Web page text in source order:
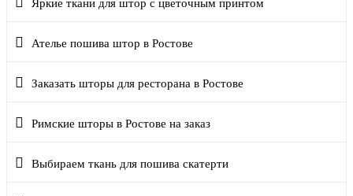
Яркие ткани для штор с цветочным принтом
Ателье пошива штор в Ростове
Заказать шторы для ресторана в Ростове
Римские шторы в Ростове на заказ
Выбираем ткань для пошива скатерти